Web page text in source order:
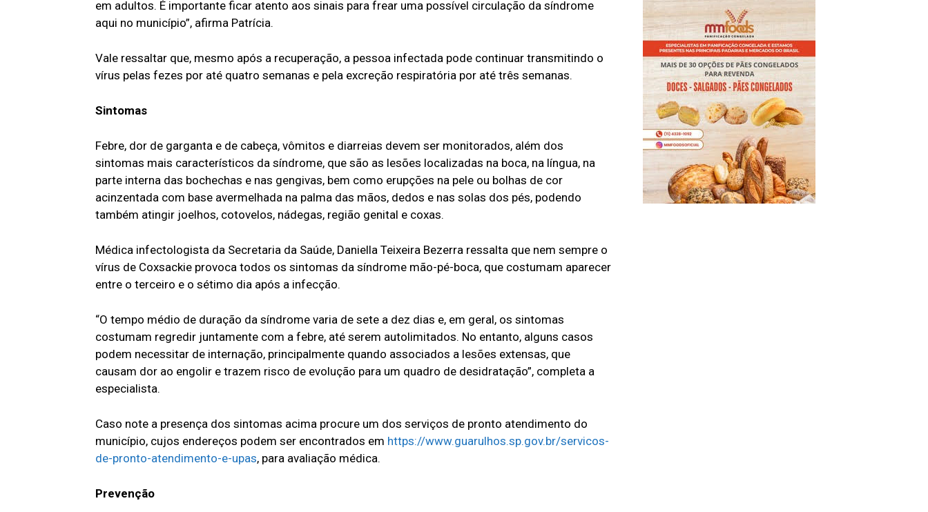
em adultos. É importante ficar atento aos sinais para frear uma possível circulação da síndrome
aqui no município”, afirma Patrícia.
Vale ressaltar que, mesmo após a recuperação, a pessoa infectada pode continuar transmitindo o
vírus pelas fezes por até quatro semanas e pela excreção respiratória por até três semanas.
Sintomas
Febre, dor de garganta e de cabeça, vômitos e diarreias devem ser monitorados, além dos
sintomas mais característicos da síndrome, que são as lesões localizadas na boca, na língua, na
parte interna das bochechas e nas gengivas, bem como erupções na pele ou bolhas de cor
acinzentada com base avermelhada na palma das mãos, dedos e nas solas dos pés, podendo
também atingir joelhos, cotovelos, nádegas, região genital e coxas.
Médica infectologista da Secretaria da Saúde, Daniella Teixeira Bezerra ressalta que nem sempre o
vírus de Coxsackie provoca todos os sintomas da síndrome mão-pé-boca, que costumam aparecer
entre o terceiro e o sétimo dia após a infecção.
“O tempo médio de duração da síndrome varia de sete a dez dias e, em geral, os sintomas
costumam regredir juntamente com a febre, até serem autolimitados. No entanto, alguns casos
podem necessitar de internação, principalmente quando associados a lesões extensas, que
causam dor ao engolir e trazem risco de evolução para um quadro de desidratação”, completa a
especialista.
Caso note a presença dos sintomas acima procure um dos serviços de pronto atendimento do
município, cujos endereços podem ser encontrados em https://www.guarulhos.sp.gov.br/servicos-
de-pronto-atendimento-e-upas, para avaliação médica.
Prevenção